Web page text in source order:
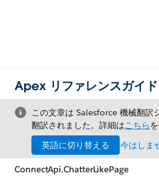
Apex リファレンスガイド
この文章は Salesforce 機械翻訳
翻訳されました。詳細はこちら
英語に切り替える
今はしま
ConnectApi.ChatterLikePage